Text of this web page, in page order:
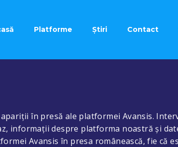
Platforme Știri Contact
în presă ale platformei Avansis.
informații despre platforma noastră și
Avansis în presa românească, fie că